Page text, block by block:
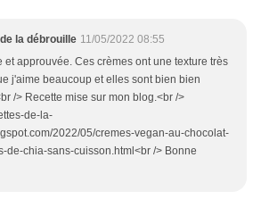
la débrouille 11/05/2022 08:55
et approuvée. Ces crèmes ont une texture très
j'aime beaucoup et elles sont bien bien
/> Recette mise sur mon blog.<br />
de-la-
2022/05/cremes-vegan-au-chocolat-
de-chia-sans-cuisson.html<br /> Bonne